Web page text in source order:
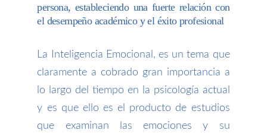
persona, estableciendo una fuerte relación con
el desempeño académico y el éxito profesional
La Inteligencia Emocional, es un tema que
claramente a cobrado gran importancia a
lo largo del tiempo en la psicología actual
y es que ello es el producto de estudios
que examinan las emociones y su